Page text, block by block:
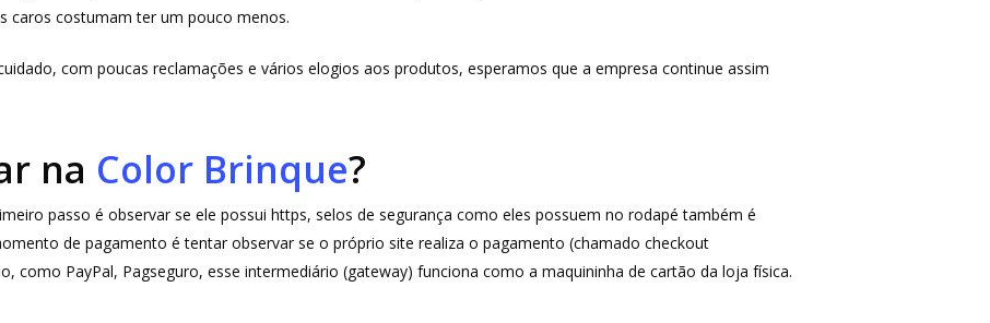
caros costumam ter um pouco menos.
com poucas reclamações e vários elogios aos produtos, esperamos que a empresa continue assim
na Color Brinque?
passo é observar se ele possui https, selos de segurança como eles possuem no rodapé também é
de pagamento é tentar observar se o próprio site realiza o pagamento (chamado checkout
como PayPal, Pagseguro, esse intermediário (gateway) funciona como a maquininha de cartão da loja física.